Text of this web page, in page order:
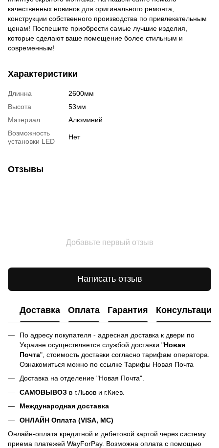
качественных новинок для оригинального ремонта,
конструкции собственного производства по привлекательным
ценам! Поспешите приобрести самые лучшие изделия,
которые сделают ваше помещение более стильным и
современным!
Характеристики
Длинна
2600мм
Высота
53мм
Материал
Алюминий
Возможность
установки LED
Нет
Отзывы
Добавьте первый отзыв
Написать отзыв
Доставка Оплата Гарантия Консультация
По адресу покупателя - адресная доставка к двери по
Украине осуществляется службой доставки "Новая
Почта", стоимость доставки согласно тарифам оператора.
Ознакомиться можно по ссылке Тарифы Новая Почта
Доставка на отделение "Новая Почта".
САМОВЫВОЗ в г.Львов и г.Киев.
Международная доставка
ОНЛАЙН Оплата (VISA, MC)
Онлайн-оплата кредитной и дебетовой картой через систему
приема платежей WayForPay. Возможна оплата с помощью